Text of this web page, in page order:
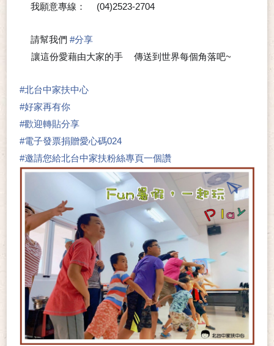
我願意專線： (04)2523-2704
請幫我們 #分享
讓這份愛藉由大家的手 🖐傳送到世界每個角落吧~
#北台中家扶中心
#好家再有你
#歡迎轉貼分享
#電子發票捐贈愛心碼024
#邀請您給北台中家扶粉絲專頁一個讚